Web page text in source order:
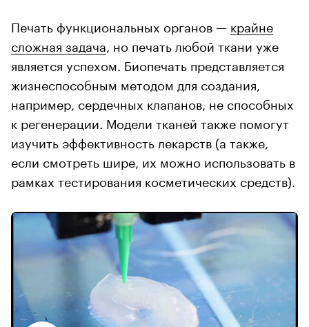
Печать функциональных органов — крайне
сложная задача , но печать любой ткани уже
является успехом. Биопечать представляется
жизнеспособным методом для создания,
например, сердечных клапанов, не способных
к регенерации. Модели тканей также помогут
изучить эффективность лекарств (а также,
если смотреть шире, их можно использовать в
рамках тестирования косметических средств).